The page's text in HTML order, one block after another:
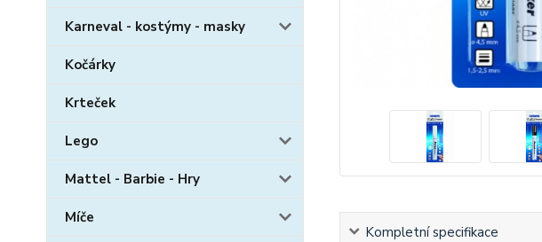
Karneval - kostýmy - masky
Kočárky
Krteček
Lego
Mattel - Barbie - Hry
Míče
Kompletní specifikace